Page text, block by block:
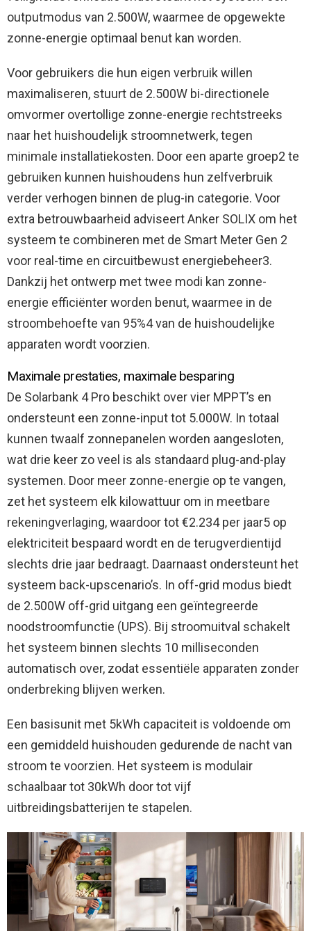
outputmodus van 2.500W, waarmee de opgewekte
zonne-energie optimaal benut kan worden.
Voor gebruikers die hun eigen verbruik willen
maximaliseren, stuurt de 2.500W bi-directionele
omvormer overtollige zonne-energie rechtstreeks
naar het huishoudelijk stroomnetwerk, tegen
minimale installatiekosten. Door een aparte groep2 te
gebruiken kunnen huishoudens hun zelfverbruik
verder verhogen binnen de plug-in categorie. Voor
extra betrouwbaarheid adviseert Anker SOLIX om het
systeem te combineren met de Smart Meter Gen 2
voor real-time en circuitbewust energiebeheer3.
Dankzij het ontwerp met twee modi kan zonne-
energie efficiënter worden benut, waarmee in de
stroombehoefte van 95%4 van de huishoudelijke
apparaten wordt voorzien.
Maximale prestaties, maximale besparing
De Solarbank 4 Pro beschikt over vier MPPT’s en
ondersteunt een zonne-input tot 5.000W. In totaal
kunnen twaalf zonnepanelen worden aangesloten,
wat drie keer zo veel is als standaard plug-and-play
systemen. Door meer zonne-energie op te vangen,
zet het systeem elk kilowattuur om in meetbare
rekeningverlaging, waardoor tot €2.234 per jaar5 op
elektriciteit bespaard wordt en de terugverdientijd
slechts drie jaar bedraagt. Daarnaast ondersteunt het
systeem back-upscenario’s. In off-grid modus biedt
de 2.500W off-grid uitgang een geïntegreerde
noodstroomfunctie (UPS). Bij stroomuitval schakelt
het systeem binnen slechts 10 milliseconden
automatisch over, zodat essentiële apparaten zonder
onderbreking blijven werken.
Een basisunit met 5kWh capaciteit is voldoende om
een gemiddeld huishouden gedurende de nacht van
stroom te voorzien. Het systeem is modulair
schaalbaar tot 30kWh door tot vijf
uitbreidingsbatterijen te stapelen.